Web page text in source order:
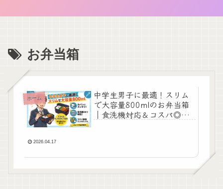
お弁当箱
ホーム
中学生男子に最適！スリム
で大容量800mlのお弁当箱
｜食洗機対応＆コスパ◎ラ
2026.04.17